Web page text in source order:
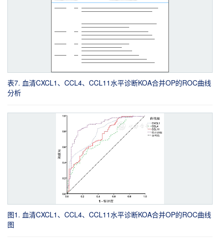
表7. 血清CXCL1、CCL4、CCL11水平诊断KOA合并OP的ROC曲线
分析
图1. 血清CXCL1、CCL4、CCL11水平诊断KOA合并OP的ROC曲线
图